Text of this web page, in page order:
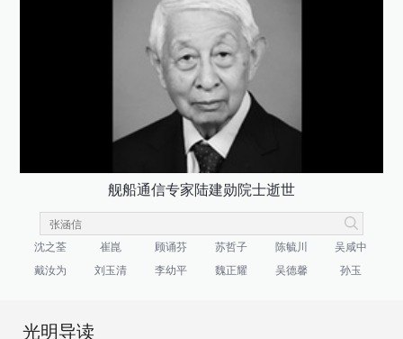
舰船通信专家陆建勋院士逝世
沈之荃 崔崑 顾诵芬 苏哲子 陈毓川
吴咸中
戴汝为
刘玉清 李幼平 魏正耀 吴德馨 孙玉
光明导读